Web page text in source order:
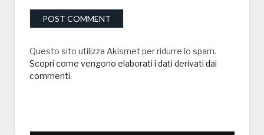
Questo sito utilizza Akismet per ridurre lo spam.
Scopri come vengono elaborati i dati derivati dai
commenti.